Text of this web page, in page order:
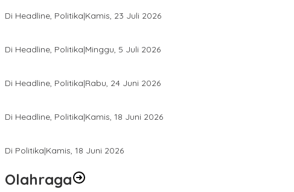
Di Headline, Politika|Kamis, 23 Juli 2026
Di Headline, Politika|Minggu, 5 Juli 2026
Di Headline, Politika|Rabu, 24 Juni 2026
Di Headline, Politika|Kamis, 18 Juni 2026
Di Politika|Kamis, 18 Juni 2026
Olahraga